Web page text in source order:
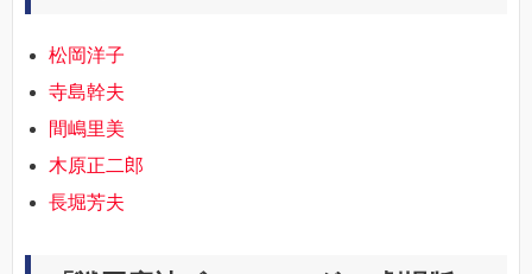
松岡洋子
寺島幹夫
間嶋里美
木原正二郎
長堀芳夫